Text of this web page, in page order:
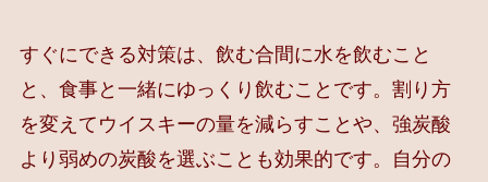
すぐにできる対策は、飲む合間に水を飲むこと
と、食事と一緒にゆっくり飲むことです。割り方
を変えてウイスキーの量を減らすことや、強炭酸
より弱めの炭酸を選ぶことも効果的です。自分の